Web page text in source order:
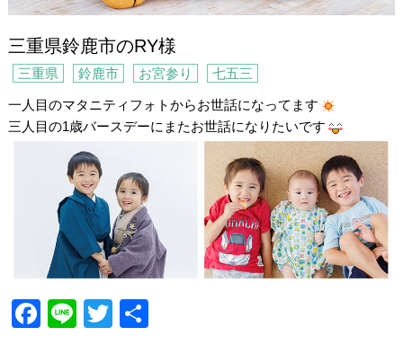
三重県鈴鹿市のRY様
三重県 鈴鹿市 お宮参り 七五三
一人目のマタニティフォトからお世話になってます
三人目の1歳バースデーにまたお世話になりたいです
F
Li
T